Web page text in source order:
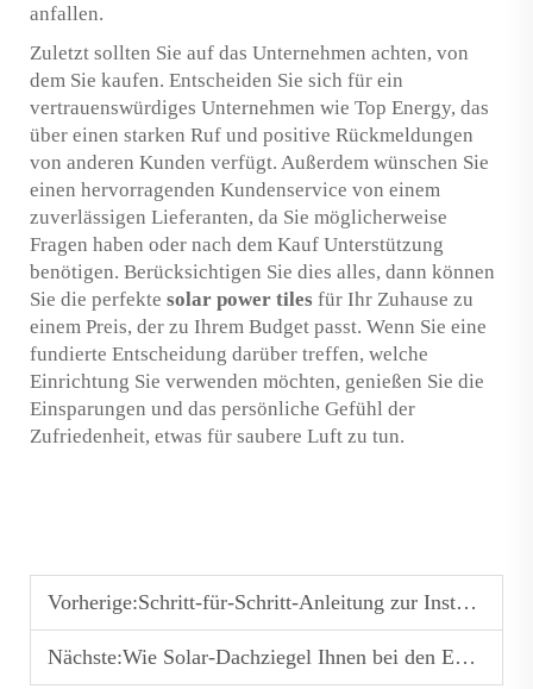
anfallen.
Zuletzt sollten Sie auf das Unternehmen achten, von
dem Sie kaufen. Entscheiden Sie sich für ein
vertrauenswürdiges Unternehmen wie Top Energy, das
über einen starken Ruf und positive Rückmeldungen
von anderen Kunden verfügt. Außerdem wünschen Sie
einen hervorragenden Kundenservice von einem
zuverlässigen Lieferanten, da Sie möglicherweise
Fragen haben oder nach dem Kauf Unterstützung
benötigen. Berücksichtigen Sie dies alles, dann können
Sie die perfekte solar power tiles für Ihr Zuhause zu
einem Preis, der zu Ihrem Budget passt. Wenn Sie eine
fundierte Entscheidung darüber treffen, welche
Einrichtung Sie verwenden möchten, genießen Sie die
Einsparungen und das persönliche Gefühl der
Zufriedenheit, etwas für saubere Luft zu tun.
Vorherige:Schritt-für-Schritt-Anleitung zur Installation von Solarziegeldächern für Ihr Zuhause
Nächste:Wie Solar-Dachziegel Ihnen bei den Energiekosten Geld sparen können